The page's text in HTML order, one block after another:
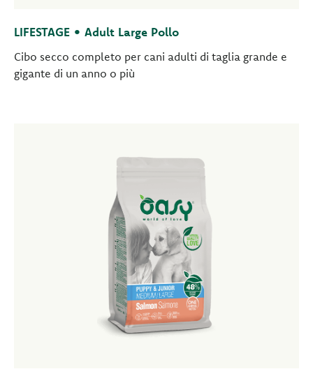
LIFESTAGE • Adult Large Pollo
Cibo secco completo per cani adulti di taglia grande e
gigante di un anno o più